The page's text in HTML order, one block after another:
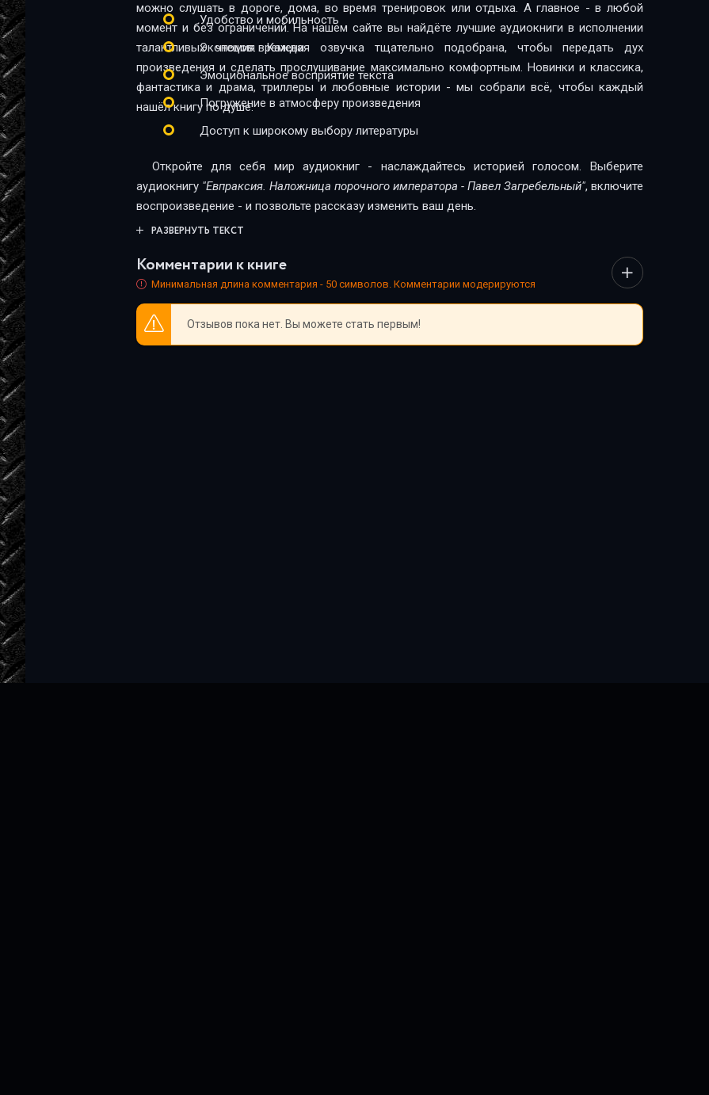
Evpraksiya_022
Evpraksiya_023
Evpraksiya_024
Evpraksiya_025
Evpraksiya_026
Evpraksiya_027
Evpraksiya_028
Evpraksiya_031
Evpraksiya_033
можно слушать в дороге, дома, во время тренировок или отдыха. А главное - в любой
момент и без ограничений. На нашем сайте вы найдёте лучшие аудиокниги в исполнении
талантливых чтецов. Каждая озвучка тщательно подобрана, чтобы передать дух
произведения и сделать прослушивание максимально комфортным. Новинки и классика,
фантастика и драма, триллеры и любовные истории - мы собрали всё, чтобы каждый
нашёл книгу по душе.
Удобство и мобильность
Экономия времени
Эмоциональное восприятие текста
Погружение в атмосферу произведения
Доступ к широкому выбору литературы
Откройте для себя мир аудиокниг - наслаждайтесь историей голосом. Выберите
аудиокнигу "Евпраксия. Наложница порочного императора - Павел Загребельный", включите
воспроизведение - и позвольте рассказу изменить ваш день.
РАЗВЕРНУТЬ ТЕКСТ
Комментарии к книге
Минимальная длина комментария - 50 символов. Комментарии модерируются
Отзывов пока нет. Вы можете стать первым!